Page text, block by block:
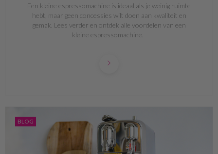
Een kleine espressomachine is ideaal als je weinig ruimte
hebt, maar geen concessies wilt doen aan kwaliteit en
gemak. Lees verder en ontdek alle voordelen van een
kleine espressomachine.
BLOG